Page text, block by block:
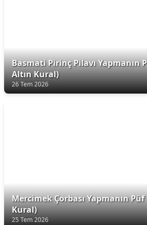
Basmati Pirinç Pilavı Yapmanın
Altın Kural)
26 Tem 2026
Mercimek Çorbası Yapmanın
Kural)
25 Tem 2026